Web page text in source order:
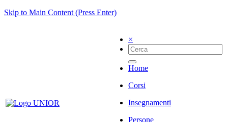
Skip to Main Content (Press Enter)
×
Home
Corsi
Insegnamenti
Persone